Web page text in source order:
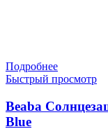
Подробнее
Быстрый просмотр
Beaba
Blue